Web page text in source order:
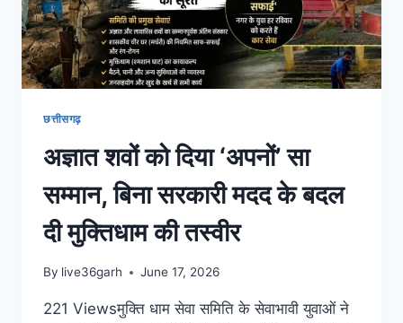
छत्तीसगढ़
अज्ञात शवों को दिया ‘अपनों’ सा
सम्मान, बिना सरकारी मदद के बदल
दी मुक्तिधाम की तस्वीर
By live36garh June 17, 2026
221 Viewsमुक्ति धाम सेवा समिति के सेवाभावी युवाओं ने